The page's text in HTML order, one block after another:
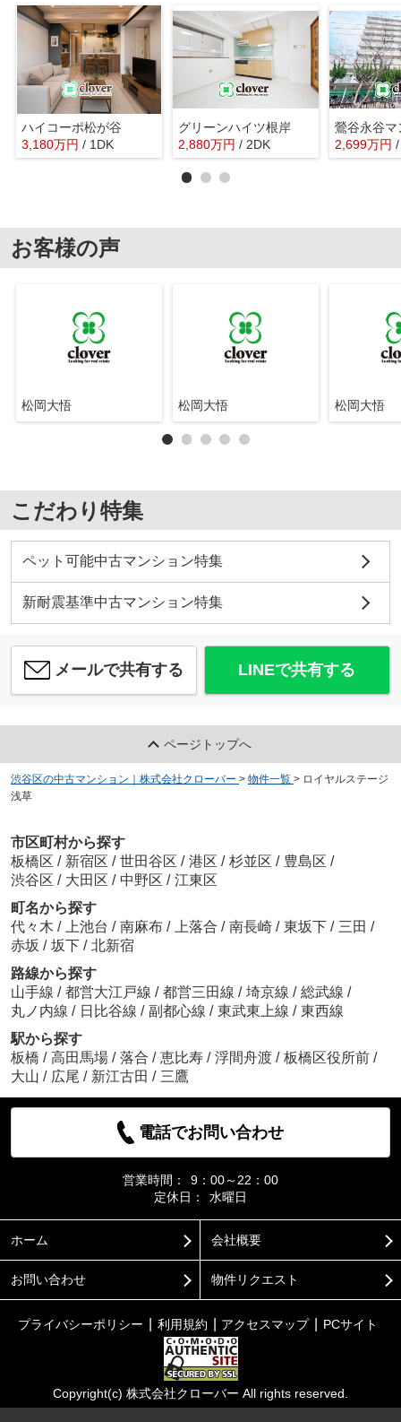
ハイコーポ松が谷
3,180万円 / 1DK
グリーンハイツ根岸
2,880万円 / 2DK
鶯谷永谷マ
2,699万円
お客様の声
松岡大悟 松岡大悟 松岡大悟
こだわり特集
ペット可能中古マンション特集
新耐震基準中古マンション特集
メールで共有する LINEで共有する
ページトップへ
渋谷区の中古マンション｜株式会社クローバー > 物件一覧 > ロイヤルステージ
浅草
市区町村から探す
板橋区 / 新宿区 / 世田谷区 / 港区 / 杉並区 / 豊島区 /
渋谷区 / 大田区 / 中野区 / 江東区
町名から探す
代々木 / 上池台 / 南麻布 / 上落合 / 南長崎 / 東坂下 / 三田 /
赤坂 / 坂下 / 北新宿
路線から探す
山手線 / 都営大江戸線 / 都営三田線 / 埼京線 / 総武線 /
丸ノ内線 / 日比谷線 / 副都心線 / 東武東上線 / 東西線
駅から探す
板橋 / 高田馬場 / 落合 / 恵比寿 / 浮間舟渡 / 板橋区役所前 /
大山 / 広尾 / 新江古田 / 三鷹
電話でお問い合わせ
営業時間：
9：00～22：00
定休日：
水曜日
ホーム 会社概要
お問い合わせ 物件リクエスト
プライバシーポリシー 利用規約 アクセスマップ PCサイト
Copyright(c) 株式会社クローバー All rights reserved.